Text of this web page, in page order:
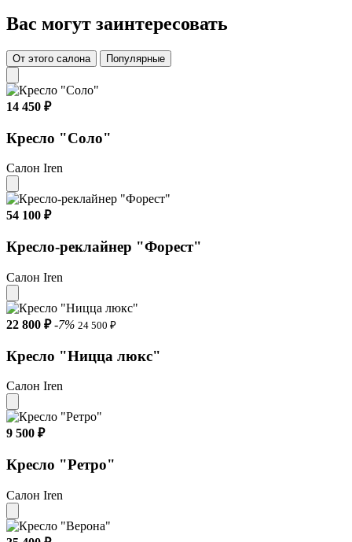
Вас могут заинтересовать
От этого салона Популярные
14 450 ₽
Кресло "Соло"
Салон Iren
54 100 ₽
Кресло-реклайнер "Форест"
Салон Iren
22 800 ₽ -7% 24 500 ₽
Кресло "Ницца люкс"
Салон Iren
9 500 ₽
Кресло "Ретро"
Салон Iren